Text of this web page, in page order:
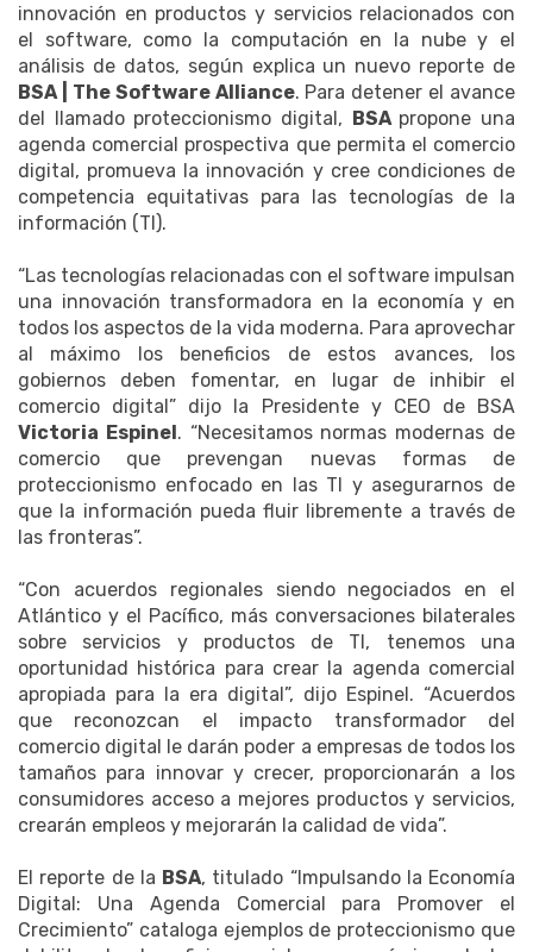
innovación en productos y servicios relacionados con
el software, como la computación en la nube y el
análisis de datos, según explica un nuevo reporte de
BSA | The Software Alliance. Para detener el avance
del llamado proteccionismo digital, BSA propone una
agenda comercial prospectiva que permita el comercio
digital, promueva la innovación y cree condiciones de
competencia equitativas para las tecnologías de la
información (TI).
“Las tecnologías relacionadas con el software impulsan
una innovación transformadora en la economía y en
todos los aspectos de la vida moderna. Para aprovechar
al máximo los beneficios de estos avances, los
gobiernos deben fomentar, en lugar de inhibir el
comercio digital” dijo la Presidente y CEO de BSA
Victoria Espinel. “Necesitamos normas modernas de
comercio que prevengan nuevas formas de
proteccionismo enfocado en las TI y asegurarnos de
que la información pueda fluir libremente a través de
las fronteras”.
“Con acuerdos regionales siendo negociados en el
Atlántico y el Pacífico, más conversaciones bilaterales
sobre servicios y productos de TI, tenemos una
oportunidad histórica para crear la agenda comercial
apropiada para la era digital”, dijo Espinel. “Acuerdos
que reconozcan el impacto transformador del
comercio digital le darán poder a empresas de todos los
tamaños para innovar y crecer, proporcionarán a los
consumidores acceso a mejores productos y servicios,
crearán empleos y mejorarán la calidad de vida”.
El reporte de la BSA, titulado “Impulsando la Economía
Digital: Una Agenda Comercial para Promover el
Crecimiento” cataloga ejemplos de proteccionismo que